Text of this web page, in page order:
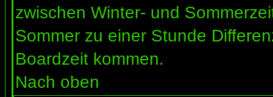
zwischen Winter- und
Sommer zu einer Stunde
Boardzeit kommen.
Nach oben